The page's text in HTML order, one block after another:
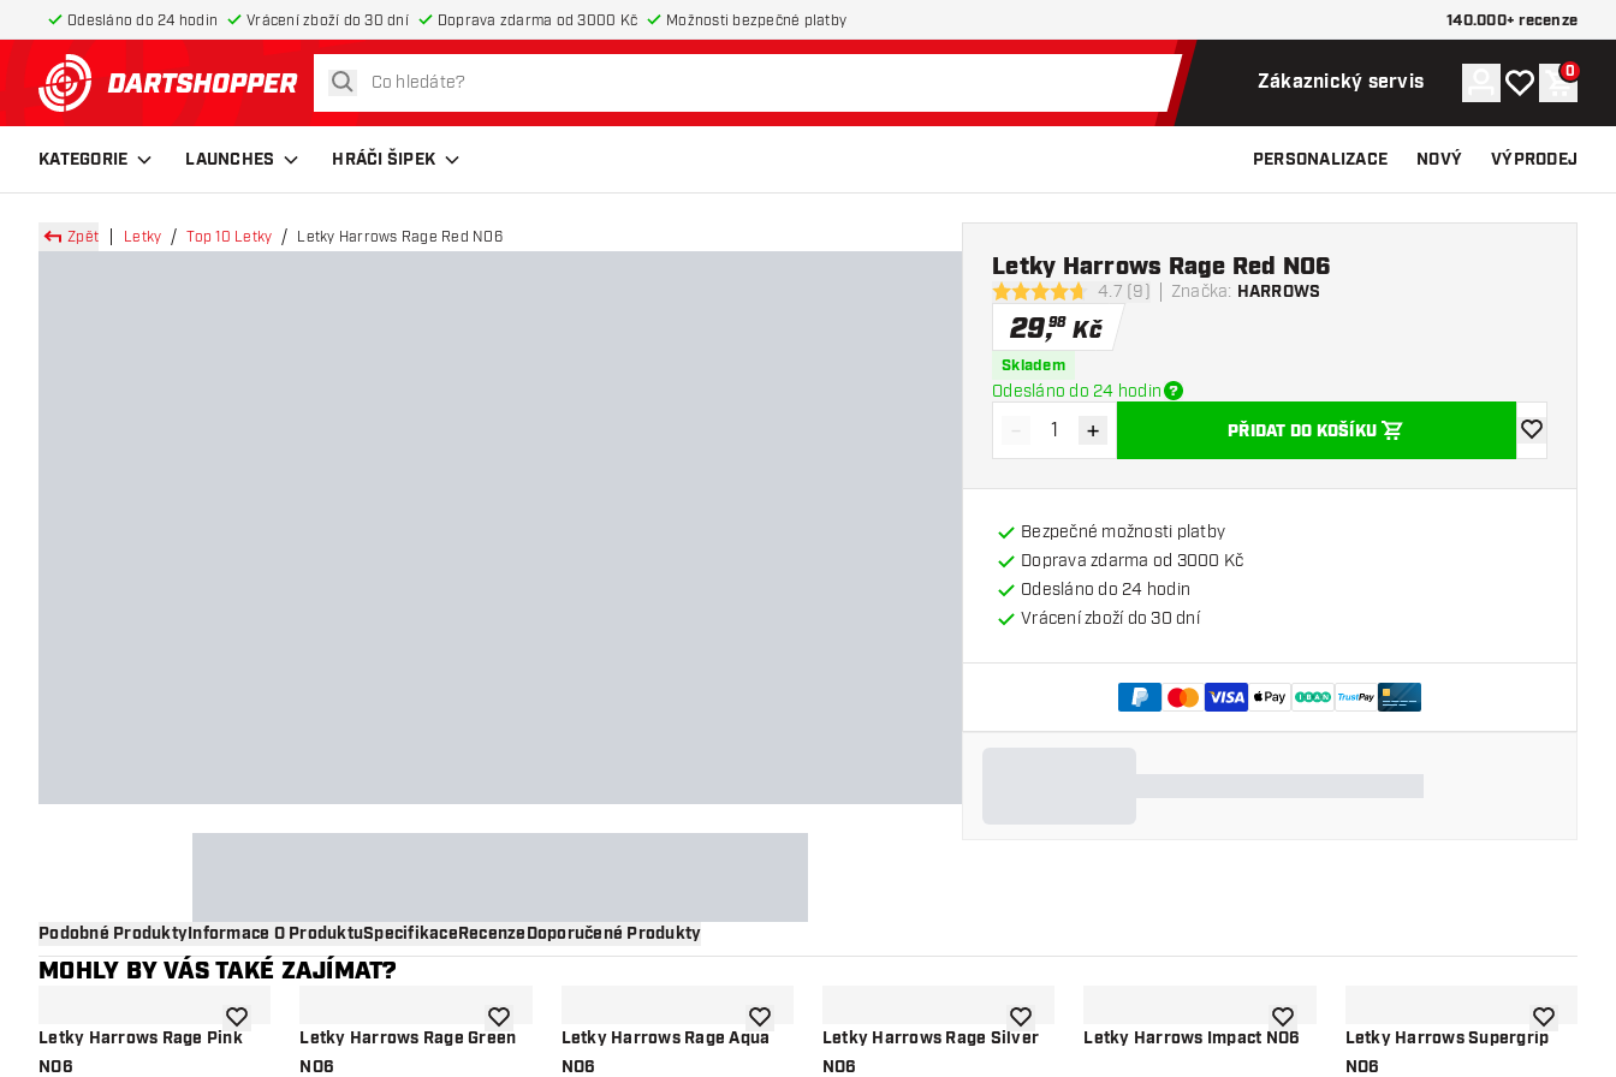
Odesláno do 24 hodin Vrácení zboží do 30 dní Doprava zdarma od 3000 Kč Možnosti bezpečné platby 140.000+ recenze
Zpět na hlavní stránku
hledat Zákaznický servis ÚčetMůj seznam
0
KATEGORIE LAUNCHES HRÁČI ŠIPEK PERSONALIZACE NOVÝ VÝPRODEJ
Zpět Letky Top 10 Letky Letky Harrows Rage Red NO6
4.7 hodnoticí hvězdičky
4.7 (9) Značka: HARROWS
Letky Harrows Rage Red NO6
29,98 Kč
Skladem
Odesláno do 24 hodin
Snížit množství
- Zvýšit množství
+ PŘIDAT DO KOŠÍKU
Přidat do
Bezpečné možnosti platby
Doprava zdarma od 3000 Kč
Odesláno do 24 hodin
Vrácení zboží do 30 dní
Podobné ProduktyInformace O ProduktuSpecifikaceRecenzeDoporučené Produkty
MOHLY BY VÁS TAKÉ ZAJÍMAT?
Letky Harrows Rage Pink
NO6
Přidat do seznamu přání
Letky Harrows Rage Green
NO6
Přidat do seznamu přání
Letky Harrows Rage Aqua
NO6
Přidat do seznamu přání
Letky Harrows Rage Silver
NO6
Přidat do seznamu přání
Letky Harrows Impact NO6Přidat do seznamu přání
Letky Harrows Supergrip
NO6
Přidat do